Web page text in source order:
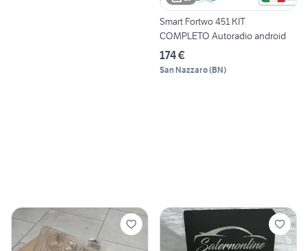
Smart Fortwo 451 KIT
COMPLETO Autoradio android
174 €
San Nazzaro(BN)